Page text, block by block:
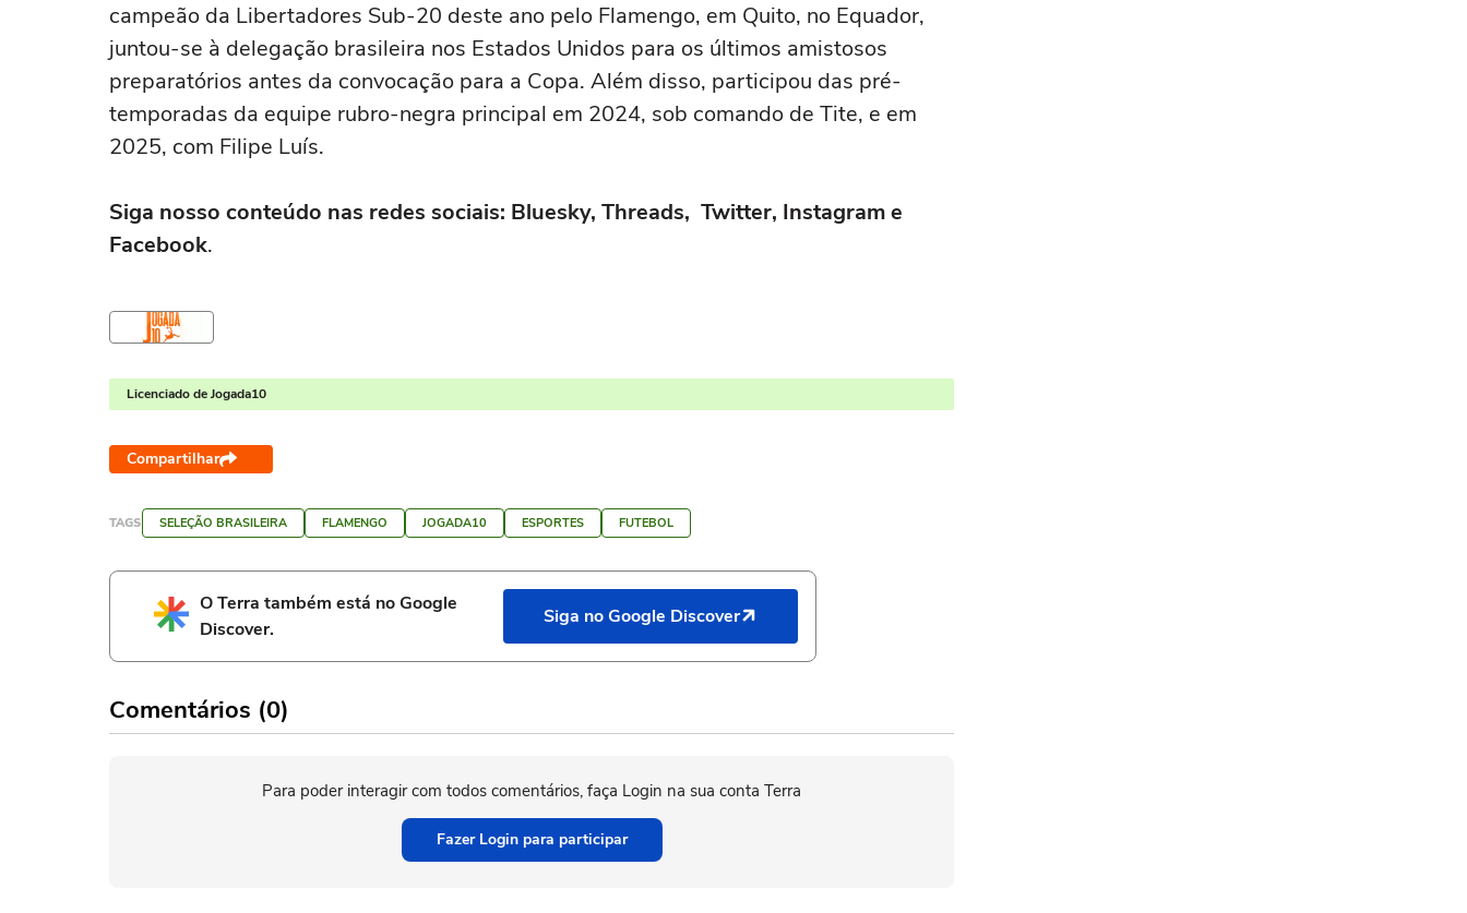
campeão da Libertadores Sub-20 deste ano pelo Flamengo, em Quito, no Equador,
juntou-se à delegação brasileira nos Estados Unidos para os últimos amistosos
preparatórios antes da convocação para a Copa. Além disso, participou das pré-
temporadas da equipe rubro-negra principal em 2024, sob comando de Tite, e em
2025, com Filipe Luís.
Siga nosso conteúdo nas redes sociais: Bluesky, Threads, Twitter, Instagram e
Facebook.
Licenciado de Jogada10
Compartilhar
TAGS SELEÇÃO BRASILEIRA FLAMENGO JOGADA10 ESPORTES FUTEBOL
O Terra também está no Google
Discover.
Siga no Google Discover
Comentários (0)
Para poder interagir com todos comentários, faça Login na sua conta Terra
Fazer Login para participar